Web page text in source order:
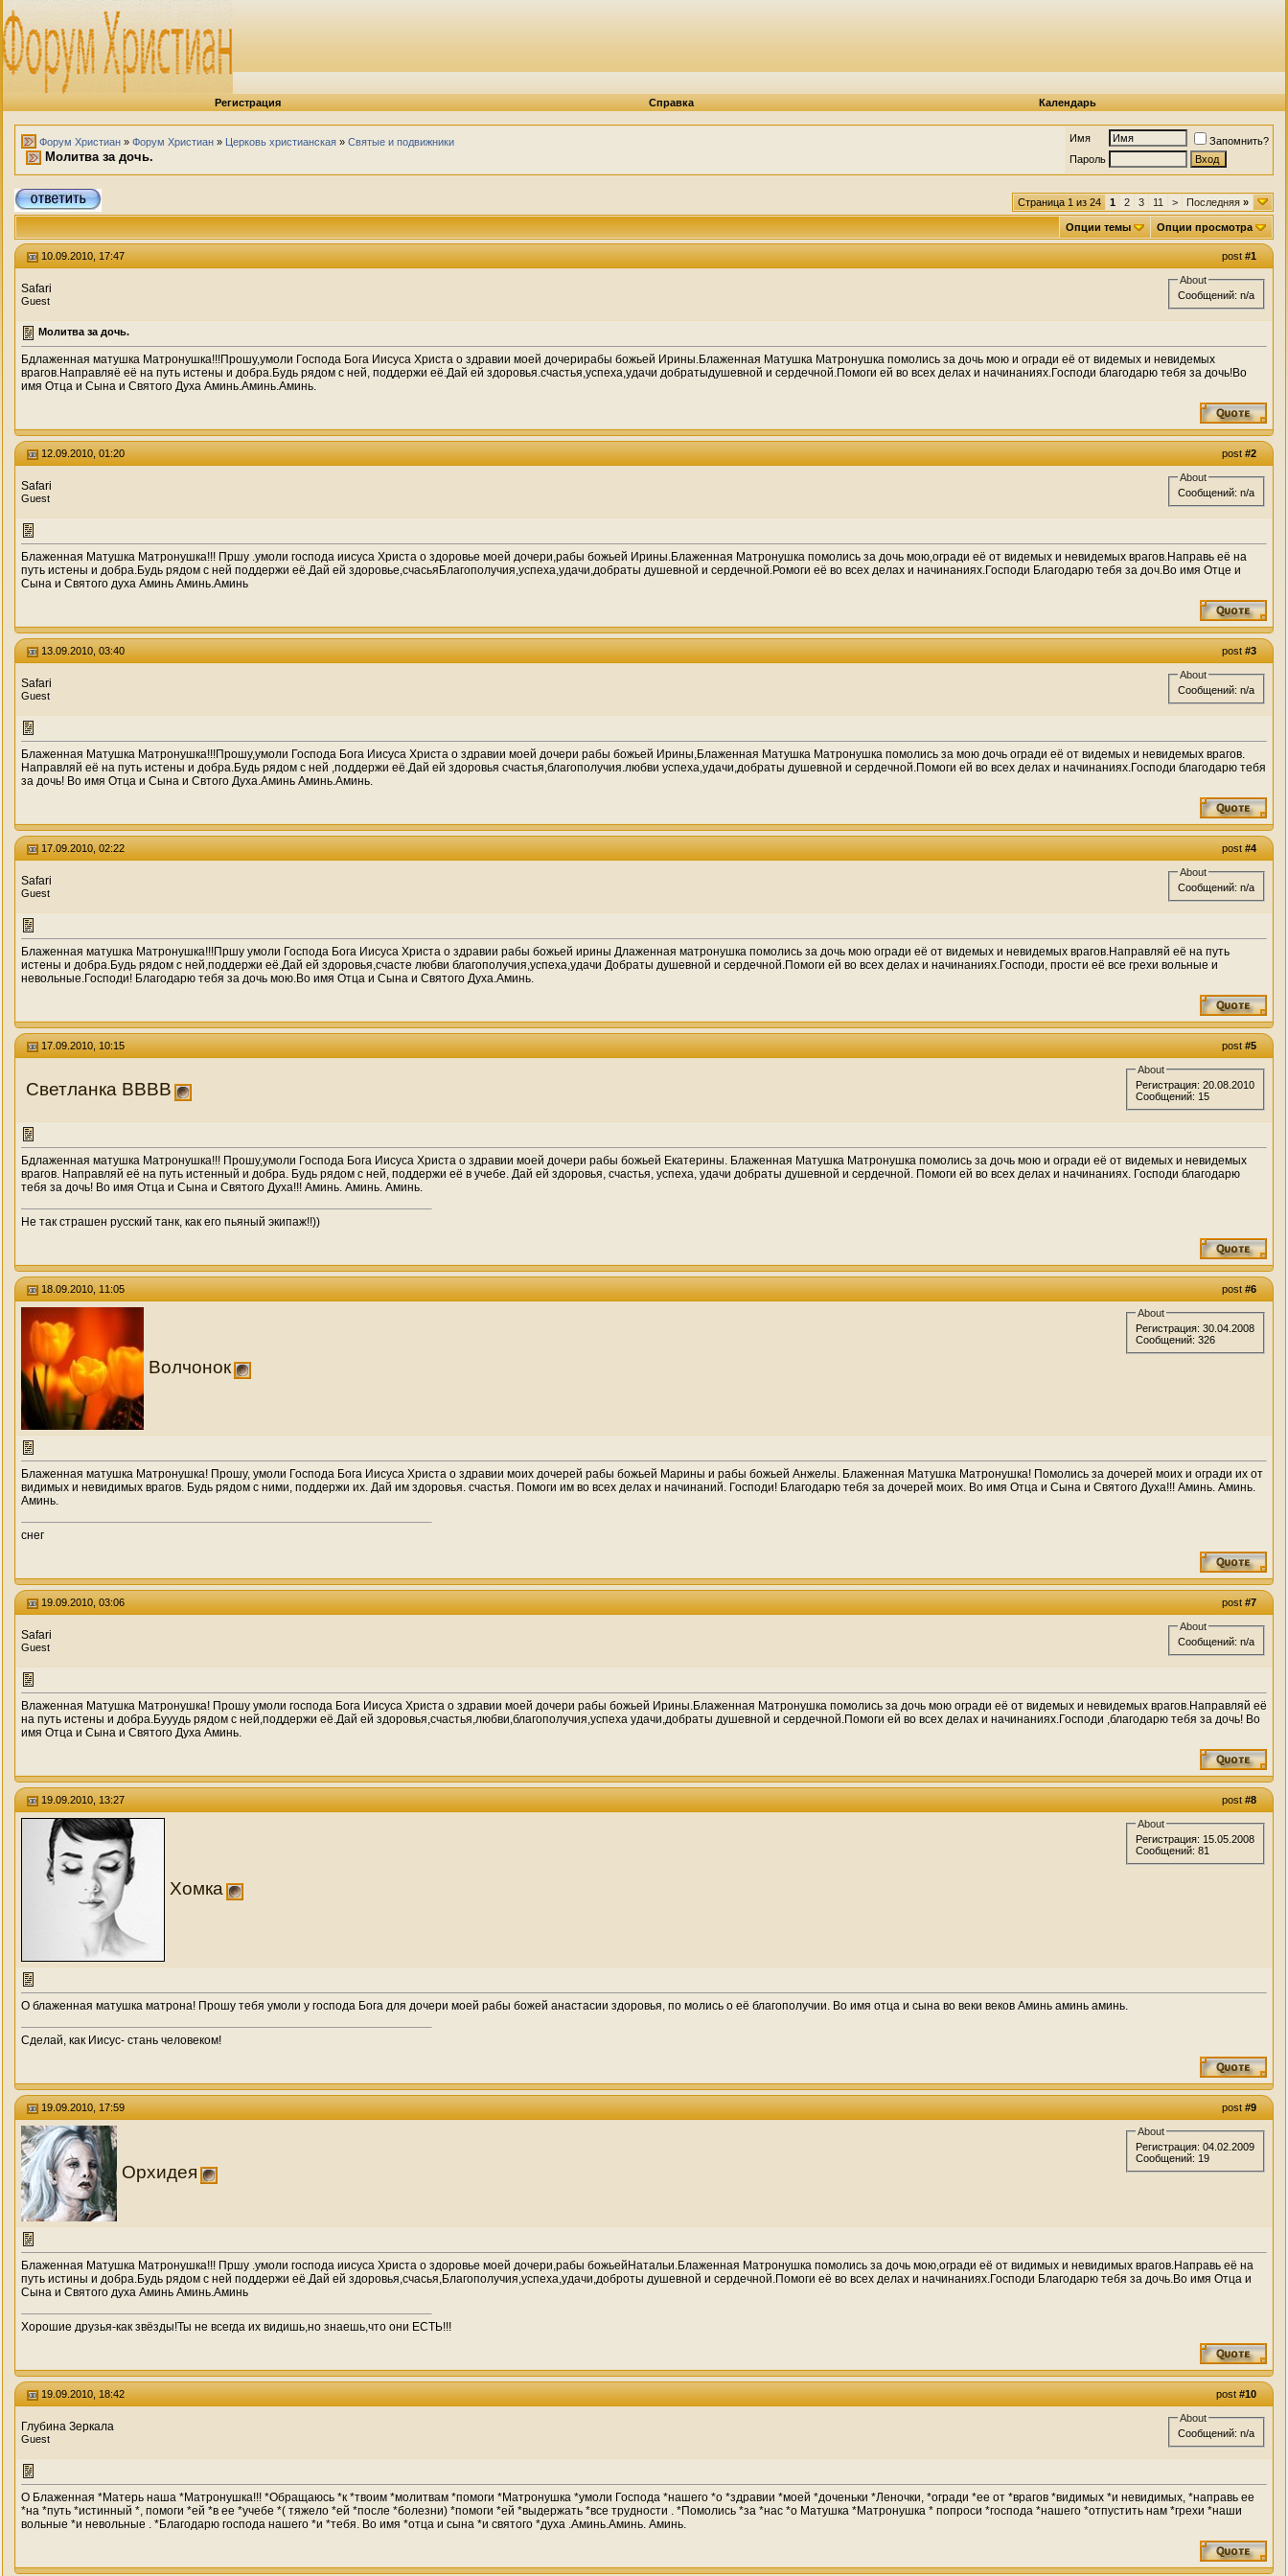
Регистрация Справка Календарь
Форум Христиан » Форум Христиан » Церковь христианская » Святые и подвижники
Молитва за дочь.
Имя
Запомнить?
Пароль
Страница 1 из 24 1 2 3 11 > Последняя »
Опции темы Опции просмотра
post#1
10.09.2010, 17:47
Safari
Guest
About
Сообщений: n/a
Молитва за дочь.
Бдлаженная матушка Матронушка!!!Прошу,умоли Господа Бога Иисуса Христа о здравии моей дочерирабы божьей Ирины.Блаженная Матушка Матронушка помолись за дочь мою и огради её от видемых и невидемых
врагов.Направляё её на путь истены и добра.Будь рядом с ней, поддержи её.Дай ей здоровья.счастья,успеха,удачи добратыдушевной и сердечной.Помоги ей во всех делах и начинаниях.Господи благодарю тебя за дочь!Во
имя Отца и Сына и Святого Духа Аминь.Аминь.Аминь.
post#2
12.09.2010, 01:20
Safari
Guest
About
Сообщений: n/a
Блаженная Матушка Матронушка!!! Пршу .умоли господа иисуса Христа о здоровье моей дочери,рабы божьей Ирины.Блаженная Матронушка помолись за дочь мою,огради её от видемых и невидемых врагов.Направь её на
путь истены и добра.Будь рядом с ней поддержи её.Дай ей здоровье,счасьяБлагополучия,успеха,удачи,добраты душевной и сердечной.Ромоги её во всех делах и начинаниях.Господи Благодарю тебя за доч.Во имя Отце и
Сына и Святого духа Аминь Аминь.Аминь
post#3
13.09.2010, 03:40
Safari
Guest
About
Сообщений: n/a
Блаженная Матушка Матронушка!!!Прошу,умоли Господа Бога Иисуса Христа о здравии моей дочери рабы божьей Ирины,Блаженная Матушка Матронушка помолись за мою дочь огради её от видемых и невидемых врагов.
Направляй её на путь истены и добра.Будь рядом с ней ,поддержи её.Дай ей здоровья счастья,благополучия.любви успеха,удачи,добраты душевной и сердечной.Помоги ей во всех делах и начинаниях.Господи благодарю тебя
за дочь! Во имя Отца и Сына и Свтого Духа.Аминь Аминь.Аминь.
post#4
17.09.2010, 02:22
Safari
Guest
About
Сообщений: n/a
Блаженная матушка Матронушка!!!Пршу умоли Господа Бога Иисуса Христа о здравии рабы божьей ирины Длаженная матронушка помолись за дочь мою огради её от видемых и невидемых врагов.Направляй её на путь
истены и добра.Будь рядом с ней,поддержи её.Дай ей здоровья,счасте любви благополучия,успеха,удачи Добраты душевной и сердечной.Помоги ей во всех делах и начинаниях.Господи, прости её все грехи вольные и
невольные.Господи! Благодарю тебя за дочь мою.Во имя Отца и Сына и Святого Духа.Аминь.
post#5
17.09.2010, 10:15
Светланка ВВВВ
About
Регистрация: 20.08.2010
Сообщений: 15
Бдлаженная матушка Матронушка!!! Прошу,умоли Господа Бога Иисуса Христа о здравии моей дочери рабы божьей Екатерины. Блаженная Матушка Матронушка помолись за дочь мою и огради её от видемых и невидемых
врагов. Направляй её на путь истенный и добра. Будь рядом с ней, поддержи её в учебе. Дай ей здоровья, счастья, успеха, удачи добраты душевной и сердечной. Помоги ей во всех делах и начинаниях. Господи благодарю
тебя за дочь! Во имя Отца и Сына и Святого Духа!!! Аминь. Аминь. Аминь.
Не так страшен русский танк, как его пьяный экипаж!!))
post#6
18.09.2010, 11:05
Волчонок
About
Регистрация: 30.04.2008
Сообщений: 326
Блаженная матушка Матронушка! Прошу, умоли Господа Бога Иисуса Христа о здравии моих дочерей рабы божьей Марины и рабы божьей Анжелы. Блаженная Матушка Матронушка! Помолись за дочерей моих и огради их от
видимых и невидимых врагов. Будь рядом с ними, поддержи их. Дай им здоровья. счастья. Помоги им во всех делах и начинаний. Господи! Благодарю тебя за дочерей моих. Во имя Отца и Сына и Святого Духа!!! Аминь. Аминь.
Аминь.
снег
post#7
19.09.2010, 03:06
Safari
Guest
About
Сообщений: n/a
Влаженная Матушка Матронушка! Прошу умоли господа Бога Иисуса Христа о здравии моей дочери рабы божьей Ирины.Блаженная Матронушка помолись за дочь мою огради её от видемых и невидемых врагов.Направляй её
на путь истены и добра.Бууудь рядом с ней,поддержи её.Дай ей здоровья,счастья,любви,благополучия,успеха удачи,добраты душевной и сердечной.Помоги ей во всех делах и начинаниях.Господи ,благодарю тебя за дочь! Во
имя Отца и Сына и Святого Духа Аминь.
post#8
19.09.2010, 13:27
Хомка
About
Регистрация: 15.05.2008
Сообщений: 81
О блаженная матушка матрона! Прошу тебя умоли у господа Бога для дочери моей рабы божей анастасии здоровья, по молись о её благополучии. Во имя отца и сына во веки веков Аминь аминь аминь.
Сделай, как Иисус- стань человеком!
post#9
19.09.2010, 17:59
Орхидея
About
Регистрация: 04.02.2009
Сообщений: 19
Блаженная Матушка Матронушка!!! Пршу .умоли господа иисуса Христа о здоровье моей дочери,рабы божьейНатальи.Блаженная Матронушка помолись за дочь мою,огради её от видимых и невидимых врагов.Направь её на
путь истины и добра.Будь рядом с ней поддержи её.Дай ей здоровья,счасья,Благополучия,успеха,удачи,доброты душевной и сердечной.Помоги её во всех делах и начинаниях.Господи Благодарю тебя за дочь.Во имя Отца и
Сына и Святого духа Аминь Аминь.Аминь
Хорошие друзья-как звёзды!Ты не всегда их видишь,но знаешь,что они ЕСТЬ!!!
post#10
19.09.2010, 18:42
Глубина Зеркала
Guest
About
Сообщений: n/a
О Блаженная *Матерь наша *Матронушка!!! *Обращаюсь *к *твоим *молитвам *помоги *Матронушка *умоли Господа *нашего *о *здравии *моей *доченьки *Леночки, *огради *ее от *врагов *видимых *и невидимых, *направь ее
*на *путь *истинный *, помоги *ей *в ее *учебе *( тяжело *ей *после *болезни) *помоги *ей *выдержать *все трудности . *Помолись *за *нас *о Матушка *Матронушка * попроси *господа *нашего *отпустить нам *грехи *наши
вольные *и невольные . *Благодарю господа нашего *и *тебя. Во имя *отца и сына *и святого *духа .Аминь.Аминь. Аминь.